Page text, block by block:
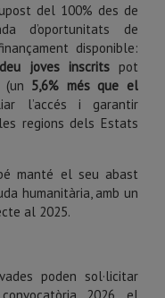
del 100% des de
d’oportunitats de
disponible:
joves inscrits pot
(un 5,6% més que el
l’accés i garantir
regions dels Estats
manté el seu abast
humanitària, amb un
al 2025.
poden sol·licitar
2026, el